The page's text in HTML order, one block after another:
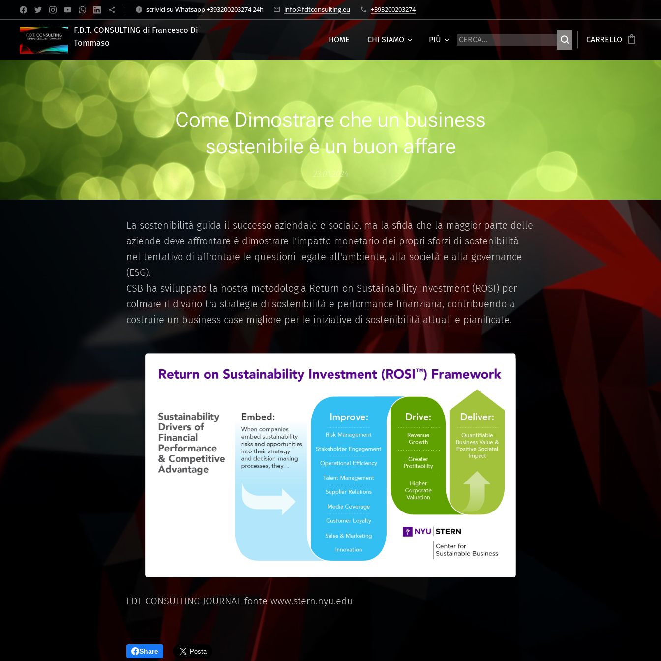
scrivici su Whatsapp +393200203274 24h info@fdtconsulting.eu +393200203274
F.D.T. CONSULTING di Francesco Di
Tommaso
.
HOME CHI SIAMO PIÙ CARRELLO
Come Dimostrare che un business
sostenibile è un buon affare
23.01.2024
La sostenibilità guida il successo aziendale e sociale, ma la sfida che la maggior parte delle
aziende deve affrontare è dimostrare l'impatto monetario dei propri sforzi di sostenibilità
nel tentativo di affrontare le questioni legate all'ambiente, alla società e alla governance
(ESG).
CSB ha sviluppato la nostra metodologia Return on Sustainability Investment (ROSI) per
colmare il divario tra strategie di sostenibilità e performance finanziaria, contribuendo a
costruire un business case migliore per le iniziative di sostenibilità attuali e pianificate.
FDT CONSULTING JOURNAL fonte www.stern.nyu.edu
Share